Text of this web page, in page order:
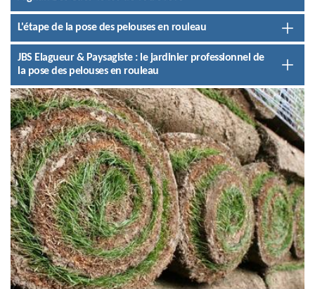
L'étape de la pose des pelouses en rouleau
JBS Elagueur & Paysagiste : le jardinier professionnel de
la pose des pelouses en rouleau